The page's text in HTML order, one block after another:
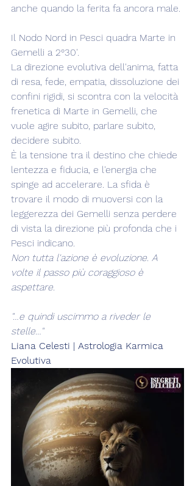
anche quando la ferita fa ancora male.
Il Nodo Nord in Pesci quadra Marte in
Gemelli a 2°30'.
La direzione evolutiva dell'anima, fatta
di resa, fede, empatia, dissoluzione dei
confini rigidi, si scontra con la velocità
frenetica di Marte in Gemelli, che
vuole agire subito, parlare subito,
decidere subito.
È la tensione tra il destino che chiede
lentezza e fiducia, e l'energia che
spinge ad accelerare. La sfida è
trovare il modo di muoversi con la
leggerezza dei Gemelli senza perdere
di vista la direzione più profonda che i
Pesci indicano.
Non tutta l'azione è evoluzione. A
volte il passo più coraggioso è
aspettare.
"…e quindi uscimmo a riveder le
stelle…"
Liana Celesti | Astrologia Karmica
Evolutiva